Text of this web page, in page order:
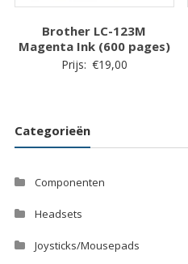
Brother LC-123M
Magenta Ink (600 pages)
Prijs: €19,00
Categorieën
Componenten
Headsets
Joysticks/Mousepads